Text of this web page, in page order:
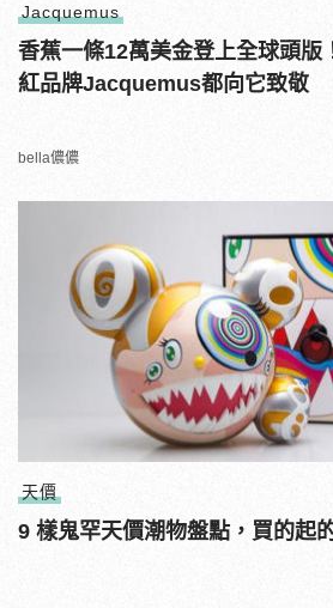
Jacquemus
香蕉一條12萬美金登上全球頭版
紅品牌Jacquemus都向它致敬
bella儂儂
天價
9 樣鬼罕天價潮物盤點，買的起